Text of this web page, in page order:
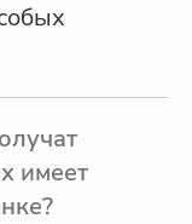
имеет